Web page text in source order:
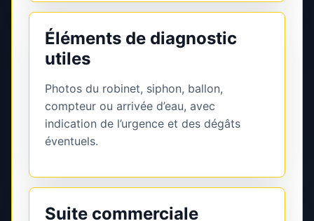
Éléments de diagnostic
utiles
Photos du robinet, siphon, ballon,
compteur ou arrivée d’eau, avec
indication de l’urgence et des dégâts
éventuels.
Suite commerciale